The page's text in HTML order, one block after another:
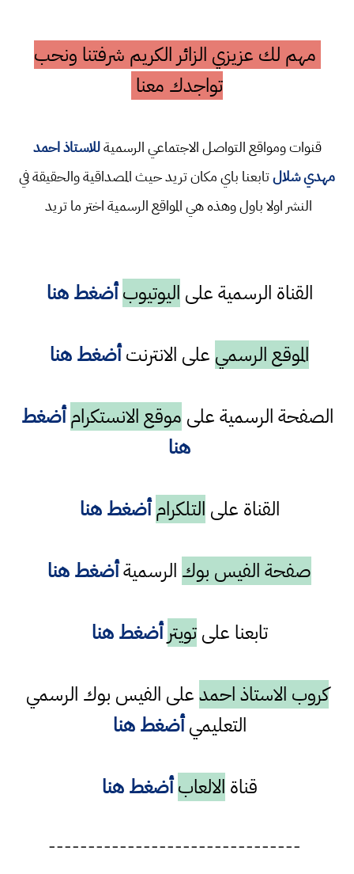
مهم لك عزيزي الزائر الكريم شرفتنا ونحب
تواجدك معنا
قنوات ومواقع التواصل الاجتماعي الرسميةللاستاذ احمد
مهدي شلالتابعنا باي مكان تريد حيث المصداقية والحقيقة في
النشر اولا باول وهذه هي المواقع الرسمية اختر ما تريد
القناة الرسمية على اليوتيوب أضغط هنا
الموقع الرسمي على الانترنتأضغط هنا
الصفحة الرسمية على موقع الانستكرام أضغط
هنا
القناة على التلكرام أضغط هنا
صفحة الفيس بوك الرسميةأضغط هنا
تابعنا علىتويتر أضغط هنا
كروب الاستاذ احمدعلى الفيس بوك الرسمي
التعليميأضغط هنا
قناة الالعاب أضغط هنا
--------------------------------